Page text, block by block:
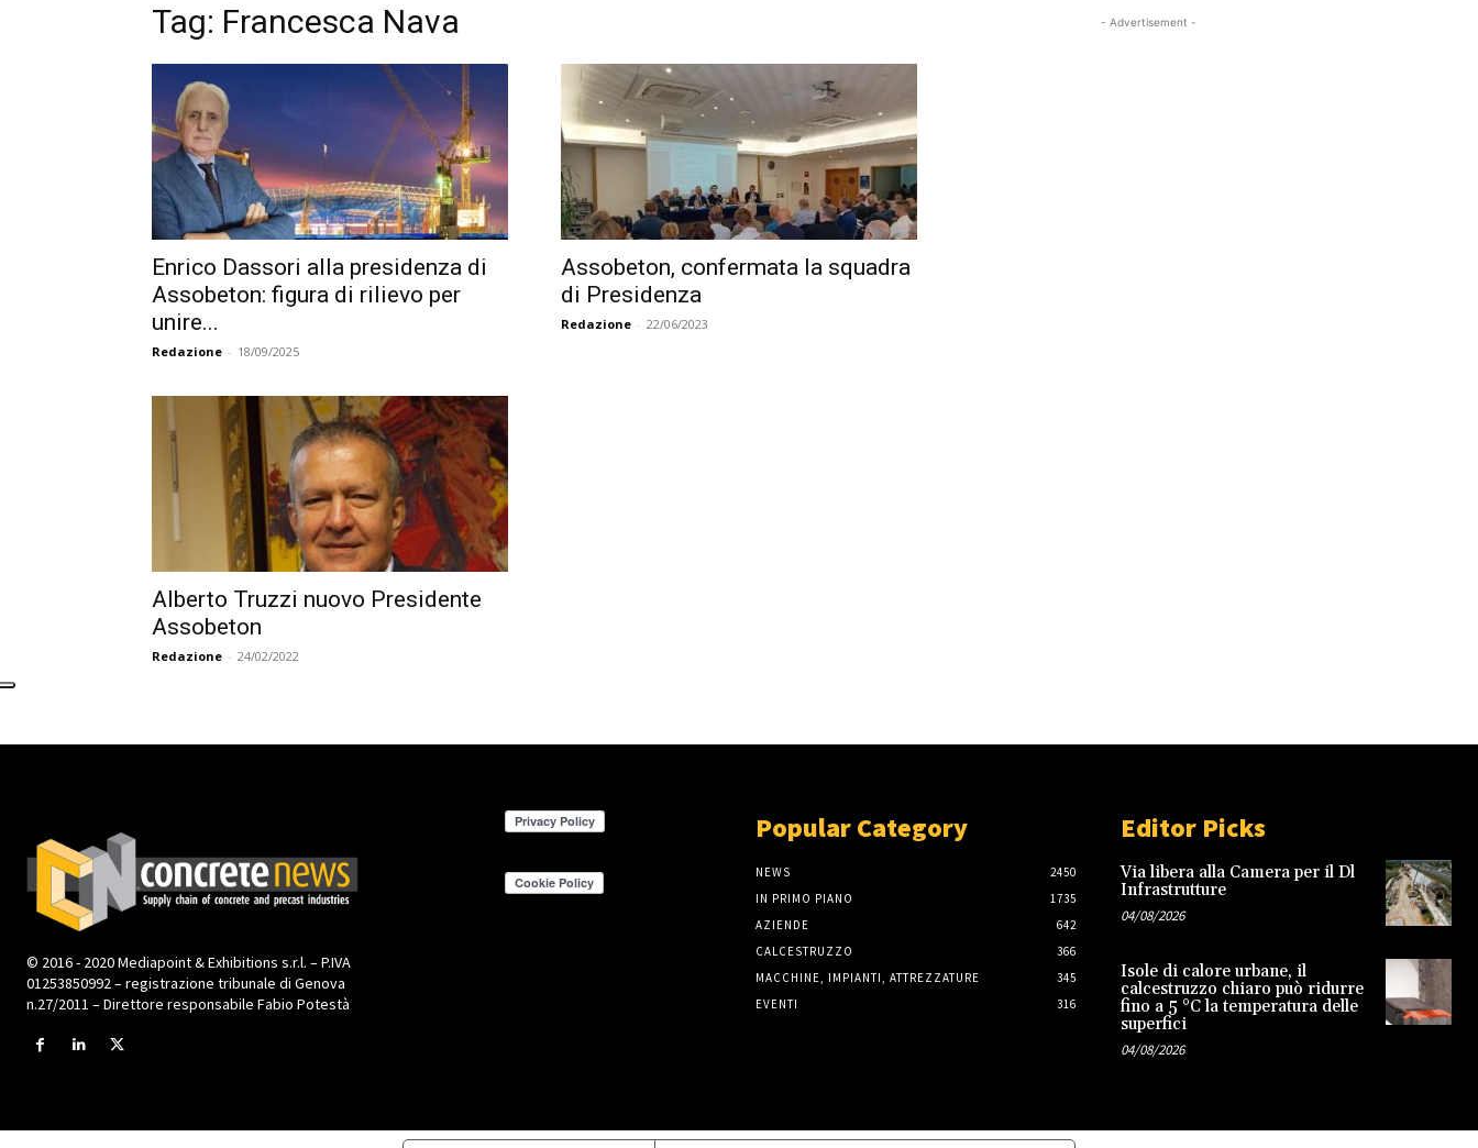
Tag: Francesca Nava
Enrico Dassori alla presidenza di
Assobeton: figura di rilievo per
unire...
Redazione - 18/09/2025
Assobeton, confermata la squadra
di Presidenza
Redazione - 22/06/2023
Alberto Truzzi nuovo Presidente
Assobeton
Redazione - 24/02/2022
- Advertisement -
© 2016 - 2020 Mediapoint & Exhibitions s.r.l. – P.IVA
01253850992 – registrazione tribunale di Genova
n.27/2011 – Direttore responsabile Fabio Potestà
Popular Category
NEWS
2450
IN PRIMO PIANO
1735
AZIENDE
642
CALCESTRUZZO
366
MACCHINE, IMPIANTI, ATTREZZATURE
345
EVENTI
316
Editor Picks
Via libera alla Camera per il Dl
Infrastrutture
04/08/2026
Isole di calore urbane, il
calcestruzzo chiaro può ridurre
fino a 5 °C la temperatura delle
superfici
04/08/2026